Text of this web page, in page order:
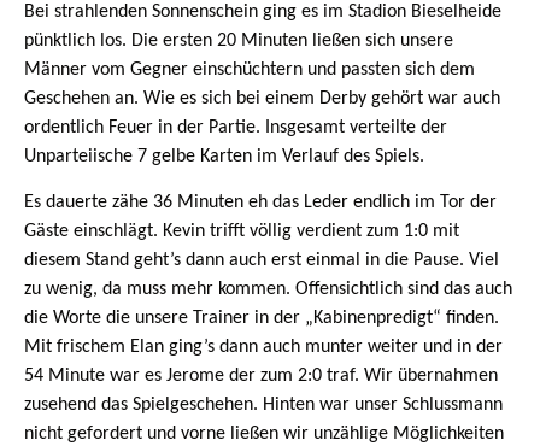
Bei strahlenden Sonnenschein ging es im Stadion Bieselheide
pünktlich los. Die ersten 20 Minuten ließen sich unsere
Männer vom Gegner einschüchtern und passten sich dem
Geschehen an. Wie es sich bei einem Derby gehört war auch
ordentlich Feuer in der Partie. Insgesamt verteilte der
Unparteiische 7 gelbe Karten im Verlauf des Spiels.
Es dauerte zähe 36 Minuten eh das Leder endlich im Tor der
Gäste einschlägt. Kevin trifft völlig verdient zum 1:0 mit
diesem Stand geht’s dann auch erst einmal in die Pause. Viel
zu wenig, da muss mehr kommen. Offensichtlich sind das auch
die Worte die unsere Trainer in der „Kabinenpredigt“ finden.
Mit frischem Elan ging’s dann auch munter weiter und in der
54 Minute war es Jerome der zum 2:0 traf. Wir übernahmen
zusehend das Spielgeschehen. Hinten war unser Schlussmann
nicht gefordert und vorne ließen wir unzählige Möglichkeiten